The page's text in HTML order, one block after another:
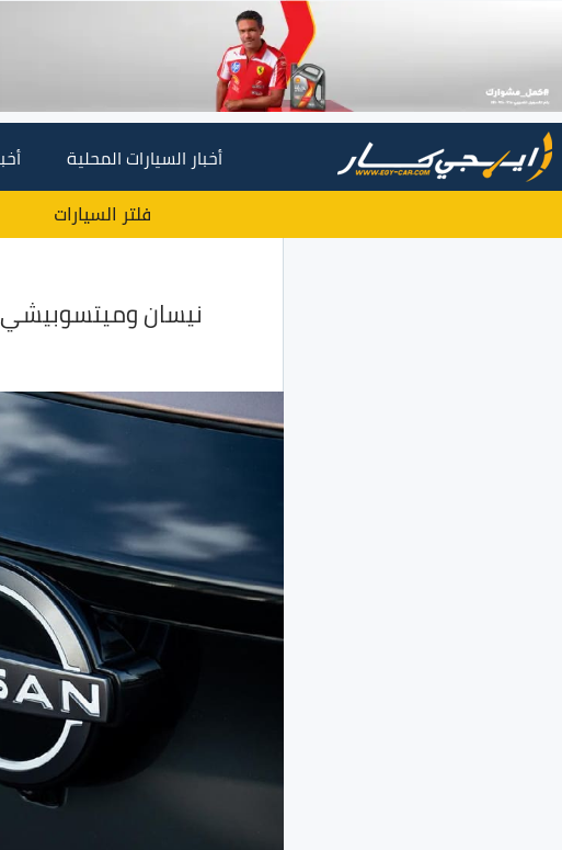
أخبار السيارات المحلية
فلتر السيارات
نيسان وميتسوبيشي تسحبان 86 ألف سيارة من